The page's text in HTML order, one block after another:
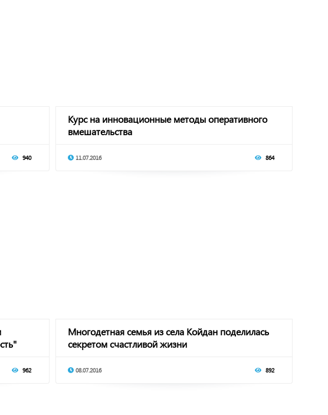
940
Курс на инновационные методы оперативного
вмешательства
11.07.2016 864
962
Многодетная семья из села Койдан поделилась
секретом счастливой жизни
08.07.2016 892